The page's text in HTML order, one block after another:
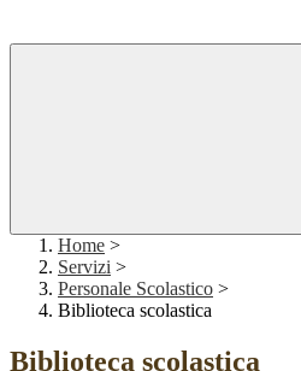
Home >
Servizi >
Personale Scolastico >
Biblioteca scolastica
Biblioteca scolastica